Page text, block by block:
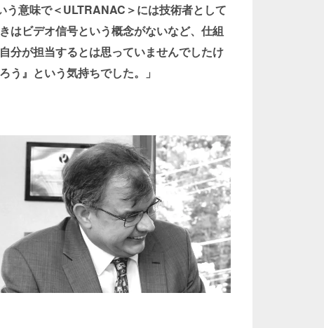
う意味で＜ULTRANAC＞には技術者として
はビデオ信号という概念がないなど、仕組
分が担当するとは思っていませんでしたけ
う』という気持ちでした。」